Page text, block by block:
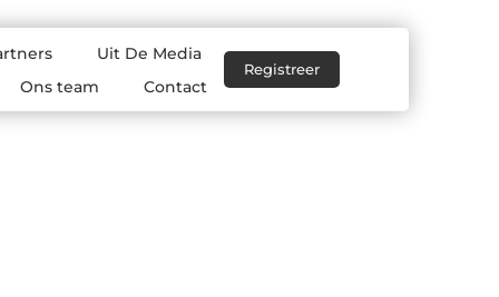
Uit De Media
Ons team Contact
Registreer